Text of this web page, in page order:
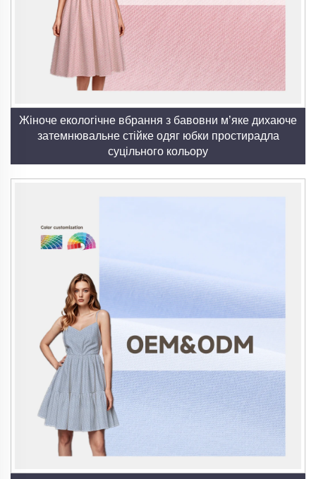
Жіноче екологічне вбрання з бавовни м’яке дихаюче
затемнювальне стійке одяг юбки простирадла
суцільного кольору